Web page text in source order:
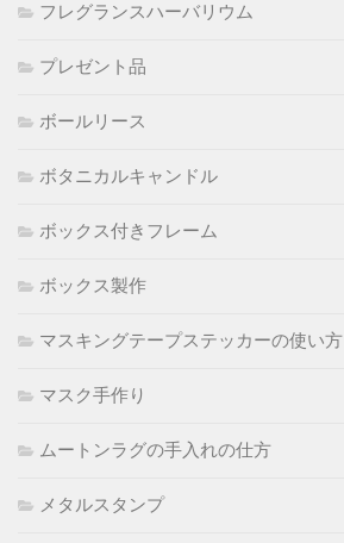
フレグランスハーバリウム
プレゼント品
ボールリース
ボタニカルキャンドル
ボックス付きフレーム
ボックス製作
マスキングテープステッカーの使い方
マスク手作り
ムートンラグの手入れの仕方
メタルスタンプ